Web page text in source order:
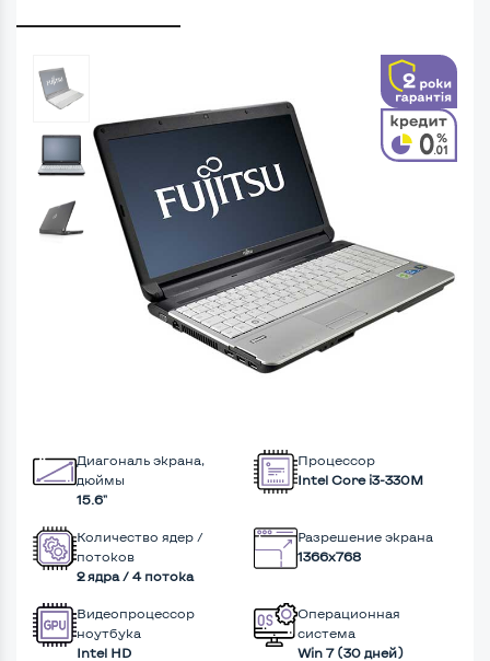
Диагональ экрана,
дюймы
15.6"
Процессор
Intel Core i3-330M
Количество ядер /
потоков
2 ядра / 4 потока
Разрешение экрана
1366x768
Видеопроцессор
ноутбука
Intel HD
Операционная
система
Win 7 (30 дней)